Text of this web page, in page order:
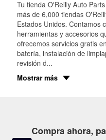
Tu tienda O'Reilly Auto
más de 6,000 tiendas
Estados Unidos. Contamos
herramientas y accesorios
ofrecemos servicios gratis
batería, instalación de
revisión d...
Mostrar más
Compra ahora,